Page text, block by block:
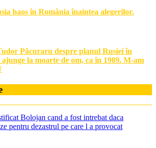
haos în România înaintea alegerilor.
Păcuraru despre planul Rusiei în
la moarte de om, ca în 1989. M-am